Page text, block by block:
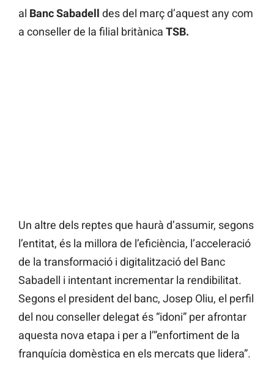
al Banc Sabadell des del març d’aquest any com
a conseller de la filial britànica TSB.
Un altre dels reptes que haurà d’assumir, segons
l’entitat, és la millora de l’eficiència, l’acceleració
de la transformació i digitalització del Banc
Sabadell i intentant incrementar la rendibilitat.
Segons el president del banc, Josep Oliu, el perfil
del nou conseller delegat és “idoni” per afrontar
aquesta nova etapa i per a l’”enfortiment de la
franquícia domèstica en els mercats que lidera”.